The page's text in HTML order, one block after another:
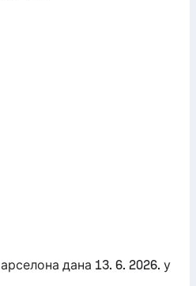
дана 13. 6. 2026. у